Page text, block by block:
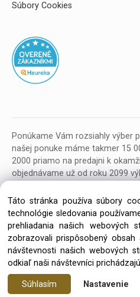
Súbory Cookies
Ponúkame Vám rozsiahly výber
našej ponuke máme takmer 15
2000 priamo na predajni k
objednávame už od roku 2099
Copyright © 2026 Parfumeria
Táto stránka používa súbory
technológie sledovania
prehliadania našich
zobrazovali prispôsobený
návštevnosti našich webových
odkiaľ naši návštevníci
Súhlasím Nastavenie